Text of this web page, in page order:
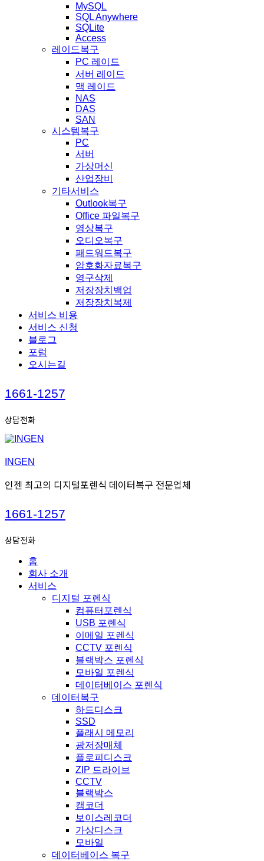
MySQL
SQL Anywhere
SQLite
Access
레이드복구
PC 레이드
서버 레이드
맥 레이드
NAS
DAS
SAN
시스템복구
PC
서버
가상머신
산업장비
기타서비스
Outlook복구
Office 파일복구
영상복구
오디오복구
패드워드복구
암호화자료복구
영구삭제
저장장치백업
저장장치복제
서비스 비용
서비스 신청
블로그
포럼
오시는길
Call
1661-1257
상담전화
INGEN
인젠 최고의 디지털포렌식 데이터복구 전문업체
Call
1661-1257
상담전화
홈
회사 소개
서비스
디지털 포렌식
컴퓨터포렌식
USB 포렌식
이메일 포렌식
CCTV 포렌식
블랙박스 포렌식
모바일 포렌식
데이터베이스 포렌식
데이터복구
하드디스크
SSD
플래시 메모리
광저장매체
플로피디스크
ZIP 드라이브
CCTV
블랙박스
캠코더
보이스레코더
가상디스크
모바일
데이터베이스 복구